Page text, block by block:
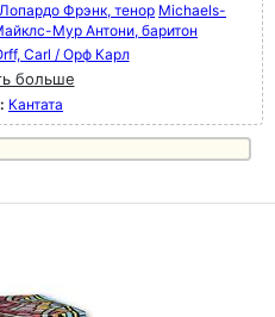
Фрэнк, тенор Michaels-
Мур Антони, баритон
Carl / Орф Карл
больше
Кантата